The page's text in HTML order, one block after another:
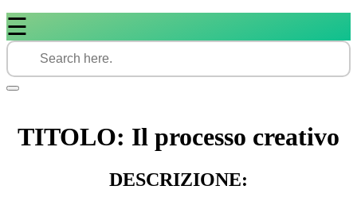
☰
TITOLO: Il processo creativo
DESCRIZIONE: